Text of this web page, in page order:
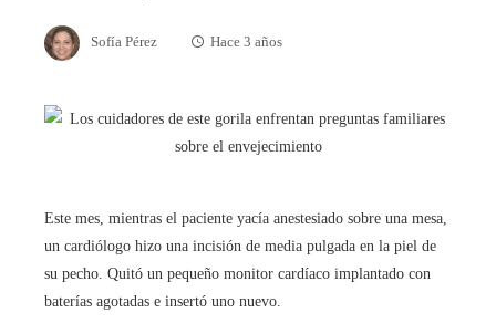
Sofía Pérez Hace 3 años
Este mes, mientras el paciente yacía anestesiado sobre una mesa,
un cardiólogo hizo una incisión de media pulgada en la piel de
su pecho. Quitó un pequeño monitor cardíaco implantado con
baterías agotadas e insertó uno nuevo.